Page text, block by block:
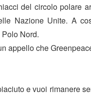
del circolo polare
Nazione Unite. A
Nord.
appello che
e vuoi rimanere